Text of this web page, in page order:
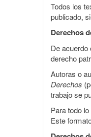
Todos los
publicado,
Derechos
De acuerdo
derecho
Autoras o
Derechos
trabajo se
Para todo
Este